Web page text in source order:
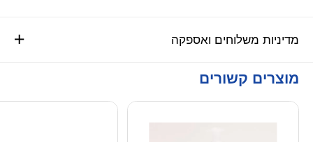
מדיניות משלוחים ואספקה
מוצרים קשורים